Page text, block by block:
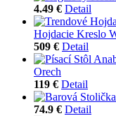
4.49 € Detail
Hojdacie Kreslo
509 € Detail
Orech
119 € Detail
74.9 € Detail